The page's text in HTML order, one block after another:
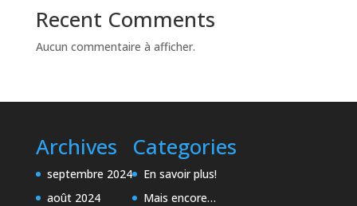
Recent Comments
Aucun commentaire à afficher.
Archives
septembre 2024
août 2024
Categories
En savoir plus!
Mais encore…